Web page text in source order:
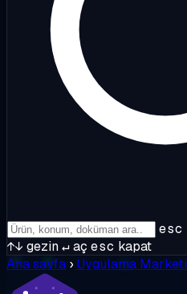
esc
↑↓ gezin↵aç esc kapat
Ana sayfa › Uygulama Marketi